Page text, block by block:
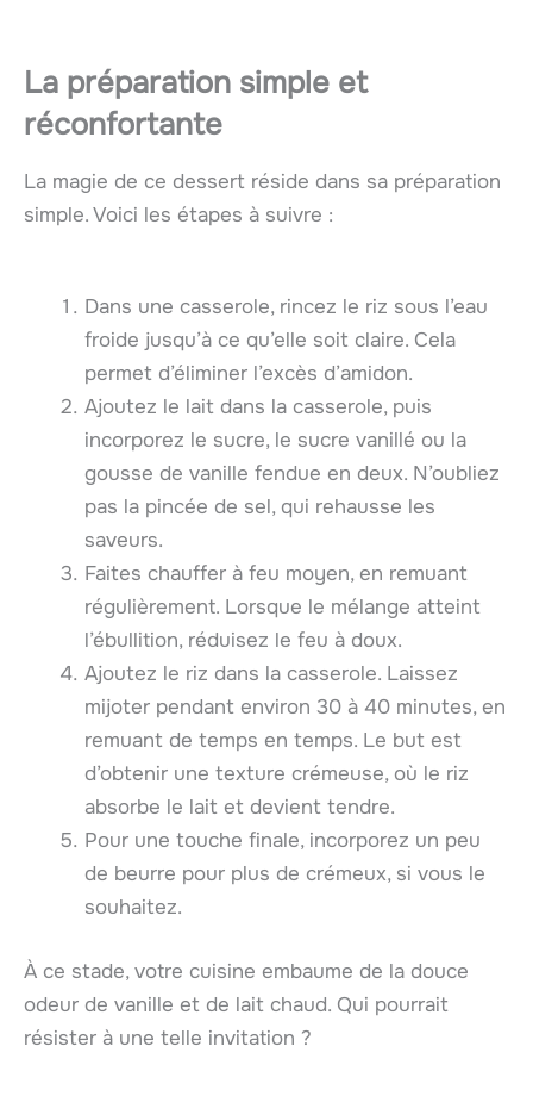
La préparation simple et
réconfortante
La magie de ce dessert réside dans sa préparation
simple. Voici les étapes à suivre :
Dans une casserole, rincez le riz sous l’eau
froide jusqu’à ce qu’elle soit claire. Cela
permet d’éliminer l’excès d’amidon.
Ajoutez le lait dans la casserole, puis
incorporez le sucre, le sucre vanillé ou la
gousse de vanille fendue en deux. N’oubliez
pas la pincée de sel, qui rehausse les
saveurs.
Faites chauffer à feu moyen, en remuant
régulièrement. Lorsque le mélange atteint
l’ébullition, réduisez le feu à doux.
Ajoutez le riz dans la casserole. Laissez
mijoter pendant environ 30 à 40 minutes, en
remuant de temps en temps. Le but est
d’obtenir une texture crémeuse, où le riz
absorbe le lait et devient tendre.
Pour une touche finale, incorporez un peu
de beurre pour plus de crémeux, si vous le
souhaitez.
À ce stade, votre cuisine embaume de la douce
odeur de vanille et de lait chaud. Qui pourrait
résister à une telle invitation ?